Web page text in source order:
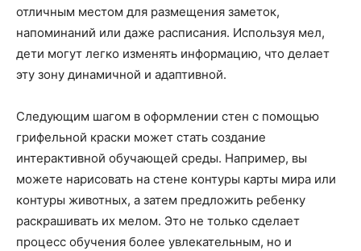
отличным местом для размещения заметок,
напоминаний или даже расписания. Используя мел,
дети могут легко изменять информацию, что делает
эту зону динамичной и адаптивной.
Следующим шагом в оформлении стен с помощью
грифельной краски может стать создание
интерактивной обучающей среды. Например, вы
можете нарисовать на стене контуры карты мира или
контуры животных, а затем предложить ребенку
раскрашивать их мелом. Это не только сделает
процесс обучения более увлекательным, но и